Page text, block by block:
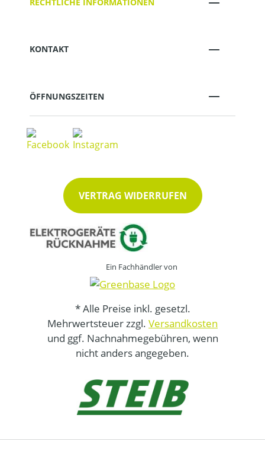
KONTAKT
ÖFFNUNGSZEITEN
VERTRAG WIDERRUFEN
Ein Fachhändler von
* Alle Preise inkl. gesetzl.
Mehrwertsteuer zzgl. Versandkosten
und ggf. Nachnahmegebühren, wenn
nicht anders angegeben.